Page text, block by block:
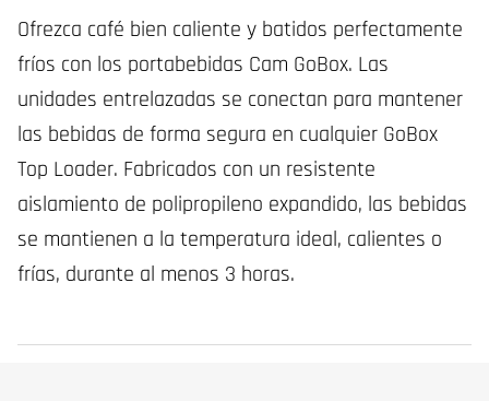
Ofrezca café bien caliente y batidos perfectamente
fríos con los portabebidas Cam GoBox. Las
unidades entrelazadas se conectan para mantener
las bebidas de forma segura en cualquier GoBox
Top Loader. Fabricados con un resistente
aislamiento de polipropileno expandido, las bebidas
se mantienen a la temperatura ideal, calientes o
frías, durante al menos 3 horas.